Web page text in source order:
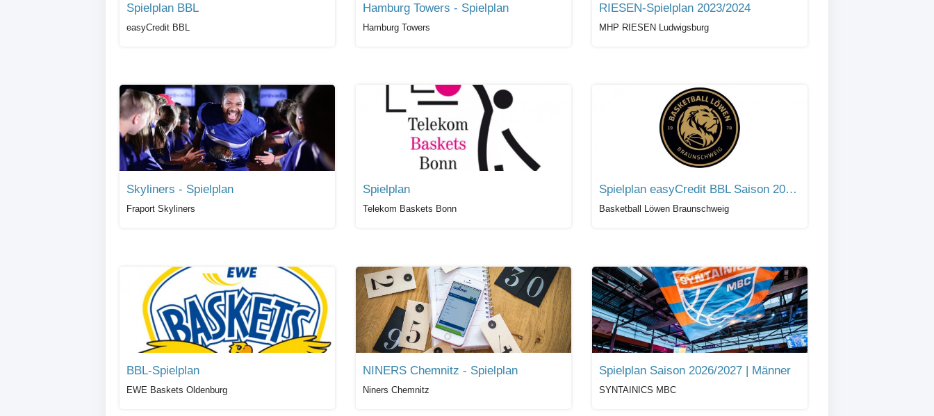
Spielplan BBL
easyCredit BBL
Hamburg Towers - Spielplan
Hamburg Towers
RIESEN-Spielplan 2023/2024
MHP RIESEN Ludwigsburg
Skyliners - Spielplan
Fraport Skyliners
Spielplan
Telekom Baskets Bonn
Spielplan easyCredit BBL Saison 2021/22
Basketball Löwen Braunschweig
BBL-Spielplan
EWE Baskets Oldenburg
NINERS Chemnitz - Spielplan
Niners Chemnitz
Spielplan Saison 2026/2027 | Männer
SYNTAINICS MBC